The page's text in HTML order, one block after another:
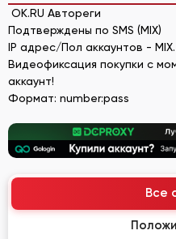
OK.RU Автореги
Подтверждены по SMS (MIX)
IP адрес/Пол аккаунтов - MIX.
Видеофиксация покупки с
аккаунт!
Формат: number:pass
Все